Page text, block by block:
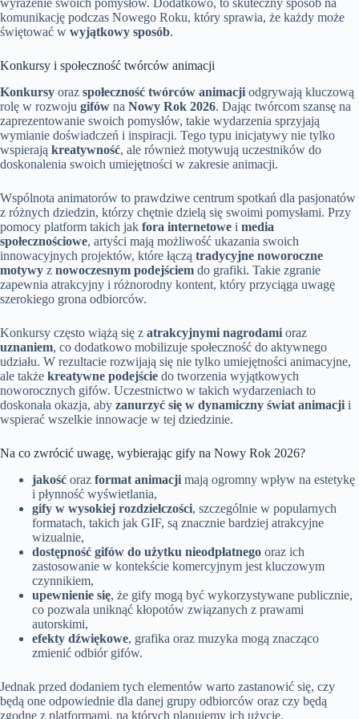
wyrażenie swoich pomysłów. Dodatkowo, to skuteczny sposób na
komunikację podczas Nowego Roku, który sprawia, że każdy może
świętować w wyjątkowy sposób.
Konkursy i społeczność twórców animacji
Konkursy oraz społeczność twórców animacji odgrywają kluczową
rolę w rozwoju gifów na Nowy Rok 2026. Dając twórcom szansę na
zaprezentowanie swoich pomysłów, takie wydarzenia sprzyjają
wymianie doświadczeń i inspiracji. Tego typu inicjatywy nie tylko
wspierają kreatywność, ale również motywują uczestników do
doskonalenia swoich umiejętności w zakresie animacji.
Wspólnota animatorów to prawdziwe centrum spotkań dla pasjonatów
z różnych dziedzin, którzy chętnie dzielą się swoimi pomysłami. Przy
pomocy platform takich jak fora internetowe i media
społecznościowe, artyści mają możliwość ukazania swoich
innowacyjnych projektów, które łączą tradycyjne noworoczne
motywy z nowoczesnym podejściem do grafiki. Takie zgranie
zapewnia atrakcyjny i różnorodny kontent, który przyciąga uwagę
szerokiego grona odbiorców.
Konkursy często wiążą się z atrakcyjnymi nagrodami oraz
uznaniem, co dodatkowo mobilizuje społeczność do aktywnego
udziału. W rezultacie rozwijają się nie tylko umiejętności animacyjne,
ale także kreatywne podejście do tworzenia wyjątkowych
noworocznych gifów. Uczestnictwo w takich wydarzeniach to
doskonała okazja, aby zanurzyć się w dynamiczny świat animacji i
wspierać wszelkie innowacje w tej dziedzinie.
Na co zwrócić uwagę, wybierając gify na Nowy Rok 2026?
jakość oraz format animacji mają ogromny wpływ na estetykę
i płynność wyświetlania,
gify w wysokiej rozdzielczości, szczególnie w popularnych
formatach, takich jak GIF, są znacznie bardziej atrakcyjne
wizualnie,
dostępność gifów do użytku nieodpłatnego oraz ich
zastosowanie w kontekście komercyjnym jest kluczowym
czynnikiem,
upewnienie się, że gify mogą być wykorzystywane publicznie,
co pozwala uniknąć kłopotów związanych z prawami
autorskimi,
efekty dźwiękowe, grafika oraz muzyka mogą znacząco
zmienić odbiór gifów.
Jednak przed dodaniem tych elementów warto zastanowić się, czy
będą one odpowiednie dla danej grupy odbiorców oraz czy będą
zgodne z platformami, na których planujemy ich użycie.